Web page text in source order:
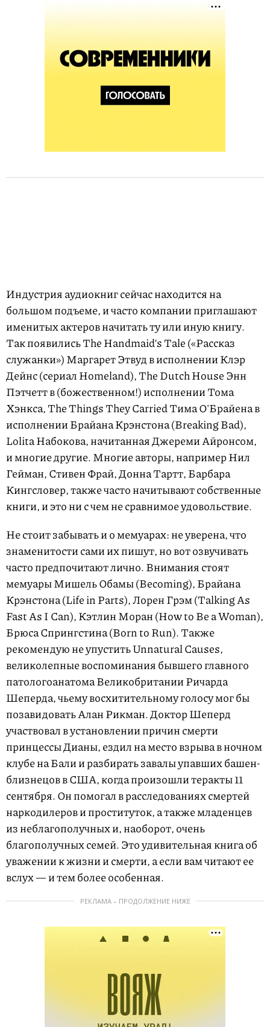
Индустрия аудиокниг сейчас находится на
большом подъеме, и часто компании приглашают
именитых актеров начитать ту или иную книгу.
Так появились The Handmaid’s Tale («Рассказ
служанки») Маргарет Этвуд в исполнении Клэр
Дейнс (сериал Homeland), The Dutch House Энн
Пэтчетт в (божественном!) исполнении Тома
Хэнкса, The Things They Carried Тима О'Брайена в
исполнении Брайана Крэнстона (Breaking Bad),
Lolita Набокова, начитанная Джереми Айронсом,
и многие другие. Многие авторы, например Нил
Гейман, Стивен Фрай, Донна Тартт, Барбара
Кингсловер, также часто начитывают собственные
книги, и это ни с чем не сравнимое удовольствие.
Не стоит забывать и о мемуарах: не уверена, что
знаменитости сами их пишут, но вот озвучивать
часто предпочитают лично. Внимания стоят
мемуары Мишель Обамы (Becoming), Брайана
Крэнстона (Life in Parts), Лорен Грэм (Talking As
Fast As I Can), Кэтлин Моран (How to Be a Woman),
Брюса Спрингстина (Born to Run). Также
рекомендую не упустить Unnatural Causes,
великолепные воспоминания бывшего главного
патологоанатома Великобритании Ричарда
Шеперда, чьему восхитительному голосу мог бы
позавидовать Алан Рикман. Доктор Шеперд
участвовал в установлении причин смерти
принцессы Дианы, ездил на место взрыва в ночном
клубе на Бали и разбирать завалы упавших башен-
близнецов в США, когда произошли теракты 11
сентября. Он помогал в расследованиях смертей
наркодилеров и проституток, а также младенцев
из неблагополучных и, наоборот, очень
благополучных семей. Это удивительная книга об
уважении к жизни и смерти, а если вам читают ее
вслух — и тем более особенная.
РЕКЛАМА – ПРОДОЛЖЕНИЕ НИЖЕ